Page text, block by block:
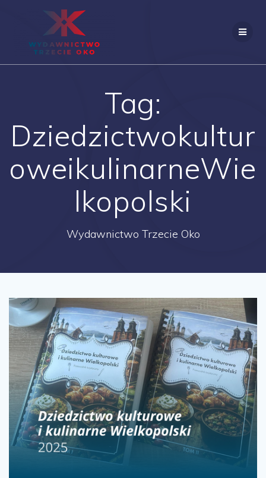
Tag:
Dziedzictwokultur
oweikulinarneWie
lkopolski
Wydawnictwo Trzecie Oko